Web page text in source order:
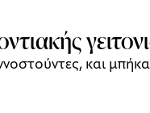
και